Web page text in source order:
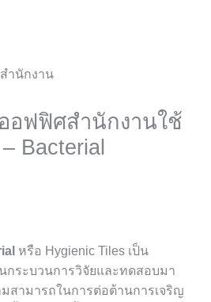
อฟฟิศสำนักงานใช้
Bacterial
หรือ Hygienic Tiles เป็น
กระบวนการวิจัยและทดสอบมา
สามารถในการต่อต้านการเจริญ